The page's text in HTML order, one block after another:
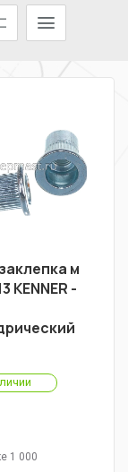
м
KENNER -
1 000